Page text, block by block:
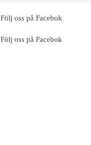
Följ oss på Facebok
Följ oss på Facebok